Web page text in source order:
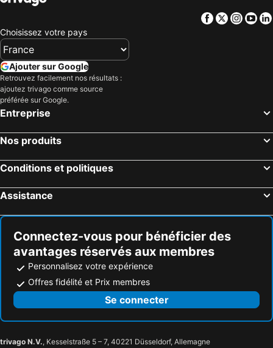
Facebook
Twitter
Choisissez votre pays
Ajouter sur Google
Retrouvez facilement nos résultats :
ajoutez trivago comme source
préférée sur Google.
Entreprise
Nos produits
Conditions et politiques
Assistance
Connectez-vous pour bénéficier des
avantages réservés aux membres
Personnalisez votre expérience
Offres fidélité et Prix membres
Se connecter
trivago N.V., Kesselstraße 5 – 7, 40221 Düsseldorf, Allemagne